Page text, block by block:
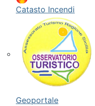
Catasto Incendi
Geoportale